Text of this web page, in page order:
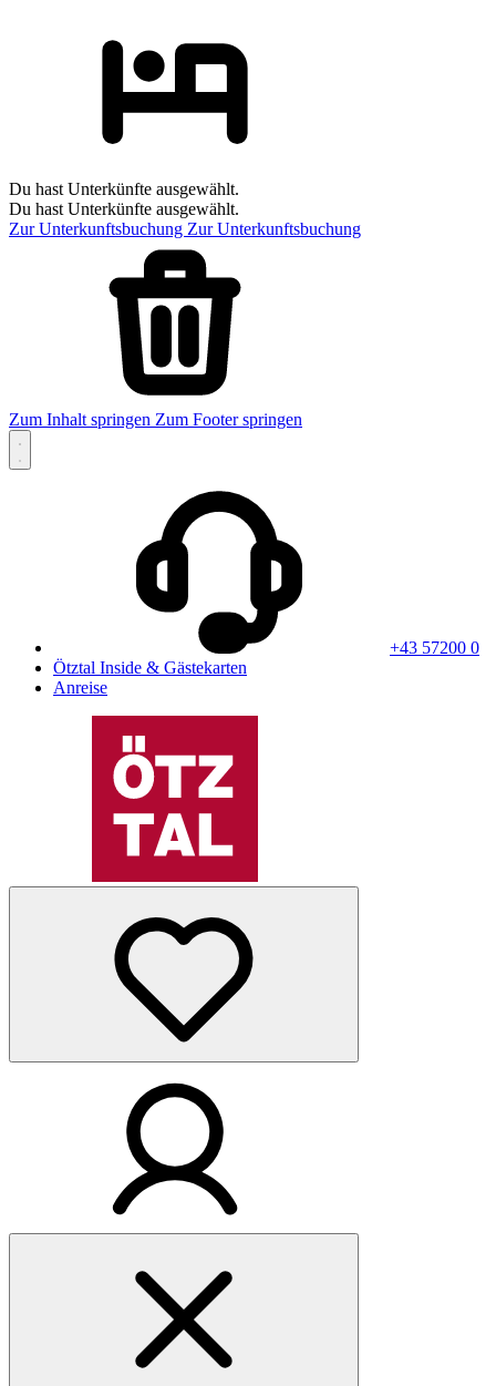
Du hast Unterkünfte ausgewählt.
Du hast Unterkünfte ausgewählt.
Zur Unterkunftsbuchung Zur Unterkunftsbuchung
Zum Inhalt springen Zum Footer springen
+43 57200 0
Ötztal Inside & Gästekarten
Anreise